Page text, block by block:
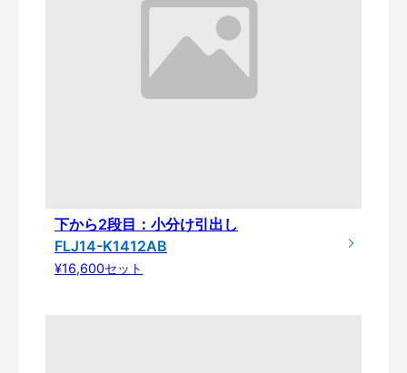
下から2段目：小分け引出し
FLJ14-K1412AB
¥16,600セット